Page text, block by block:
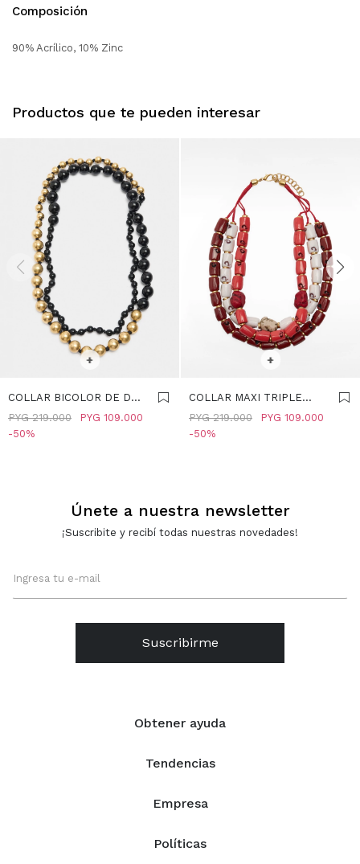
Composición
90% Acrílico, 10% Zinc
Productos que te pueden interesar
SELECCIONAR TALLE
+
COLLAR BICOLOR DE DOS
VUELTAS - NEGRO
PYG 109.000
PYG 219.000
50
SELECCIONAR TALLE
+
COLLAR MAXI TRIPLE
CON PIEDRAS -
MULTICOLOR
PYG 109.000
PYG 219.000
50
Obtener ayuda
Tendencias
Empresa
Políticas
Únete a nuestra newsletter
¡Suscribite y recibí todas nuestras novedades!
Suscribirme